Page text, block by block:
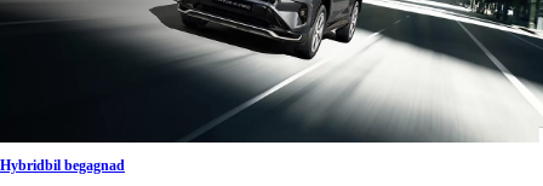
Hybridbil begagnad